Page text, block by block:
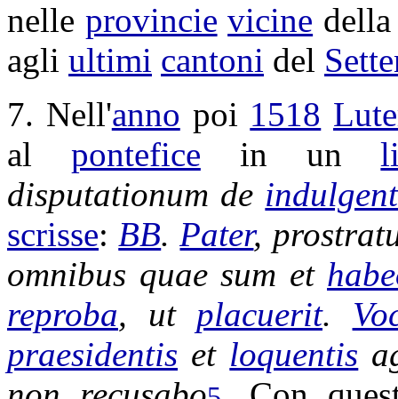
nelle provincie vicine
agli ultimi cantoni del
7. Nell'anno poi 1518
al pontefice in un
disputationum de
scrisse: BB.Pater,
omnibus quae sum et
reproba, ut placuerit.
praesidentis et loquentis